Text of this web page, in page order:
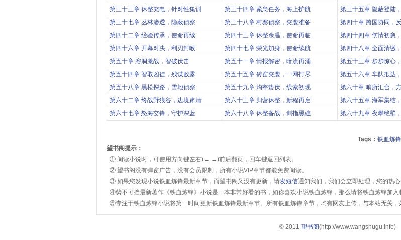
第三十三章 休整充电，针对性集训
第三十四章 紧急任务，海上护航 第三十五章 隐蔽登陆
第三十七章 丛林渗透，隐蔽侦察
第三十八章 村寨侦察，突袭准备 第四十章 跨国协同，
第四十二章 经验传承，使命再续
第四十三章 休整余温，使命再临 第四十四章 伤情初愈
第四十六章 开幕对决，利刃封喉
第四十七章 荣光加身，使命续航 第四十八章 全面清缴
第五十章 溶洞激战，智破伏击
第五十一章 情报解密，暗流再涌 第五十三章 步步惊心
第五十四章 智取凶徒，残谋败露
第五十五章 砖窑突袭，一网打尽 第五十六章 车队抵达
第五十八章 黑松探路，雪地侦察
第五十九章 沟壑蛰伏，线索初现 第六十章 哨所汇合，
第六十二章 终战野狼谷，边境肃清
第六十三章 归营休整，新程再启 第六十五章 海军集结
第六十七章 怒海交锋，守护深蓝
第六十八章 休整备战，剑指黑礁 第六十九章 夜攀绝壁
Tags： 铁血炼
望书阁提示：
① 阅读小说时，可使用方向键左右(← →)前后翻页，回车键返回列表。
② 望书阁没有弹窗广告，没有会员限制，所有小说VIP章节都能免费阅读。
③ 如果您发现小说铁血炼锋最新章节，而望书阁又没有更新，请发短信通知我们，我们会立即处理，您的热
④势不可挡最新著作《铁血炼锋》小说是一本非常好看的书，如你喜欢小说铁血炼锋，那么请将铁血炼锋加入
⑤专注于铁血炼锋小说将第一时间更新铁血炼锋最新章节。所有铁血炼锋章节，均有网友上传，与本站无关，
© 2011 望书阁(http://www.wangshugu.info)